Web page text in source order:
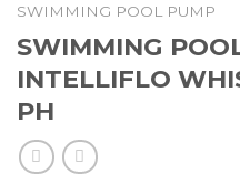
SWIMMING POOL PUMP
SWIMMING
INTELLIFLO
PH